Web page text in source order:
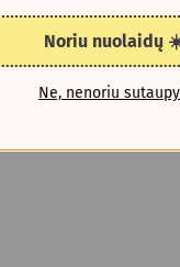
Noriu nuolaidų
Ne, nenoriu